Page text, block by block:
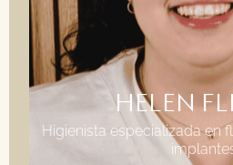
HELEN
Higienista especializada en
Técnico superior en